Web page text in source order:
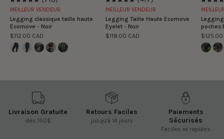
MEILLEUR VENDEUR
Legging classique taille haute
Ecomove - Noir
$112.00 CAD
MEILLEUR VENDEUR
Legging Taille Haute Ecomove
Eyelet - Noir
$118.00 CAD
poches
$125.00
Livraison Gratuite
dès 150$
Retours Faciles
jusqu'à 14 jours
Paiements
Sécurisés
Faciles et rapides